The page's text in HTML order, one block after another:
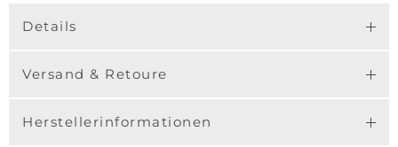
Details
Versand & Retoure
Herstellerinformationen